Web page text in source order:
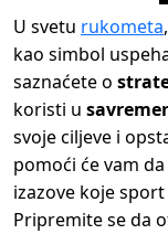
U svetu rukometa,
kao simbol
saznaćete o
koristi u
svoje ciljeve i
pomoći će vam
izazove koje
Pripremite se da